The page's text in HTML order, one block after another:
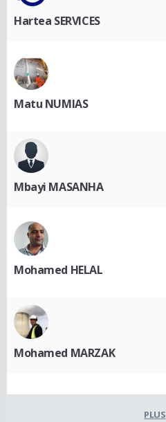
Hartea SERVICES
Matu NUMIAS
Mbayi MASANHA
Mohamed HELAL
Mohamed MARZAK
PLUS